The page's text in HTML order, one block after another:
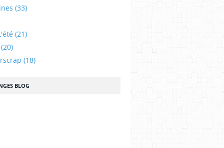
(33)
(21)
(18)
BLOG